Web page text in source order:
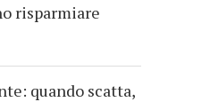
risparmiare
quando scatta,